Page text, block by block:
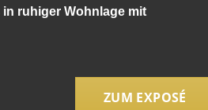
ruhiger Wohnlage mit
ZUM EXPOSÉ